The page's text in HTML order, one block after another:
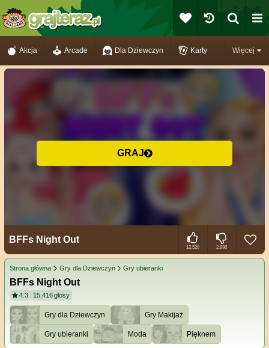
Więcej
Akcja Arcade Dla Dziewczyn Karty
GRAJ
BFFs Night Out
12.520 2.896
Strona główna Gry dla Dziewczyn Gry ubieranki
BFFs Night Out
4.3 15.416głosy
Gry dla Dziewczyn Gry Makijaż
Gry ubieranki Moda Pięknem